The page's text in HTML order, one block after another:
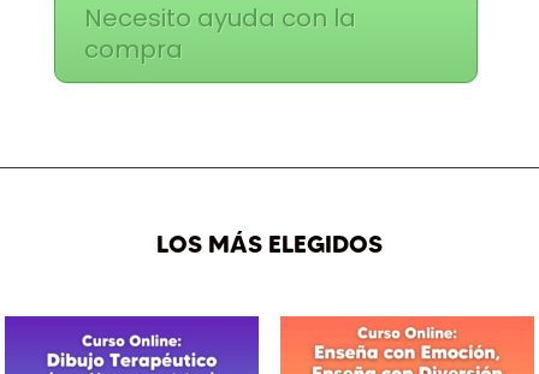
Necesito ayuda con la
compra
LOS MÁS ELEGIDOS